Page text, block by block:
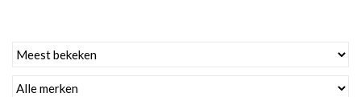
| Alles om te Meten |